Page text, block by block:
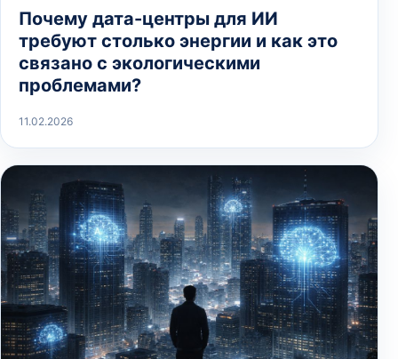
Почему дата-центры для ИИ
требуют столько энергии и как это
связано с экологическими
проблемами?
11.02.2026